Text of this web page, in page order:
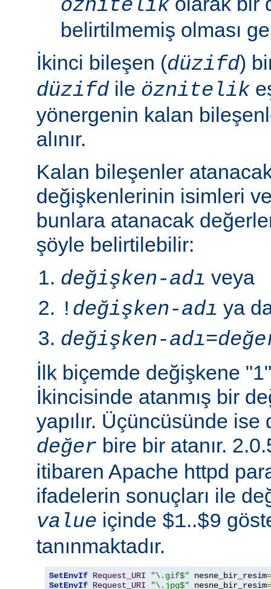
öznitelik
belirtilmemiş olması
İkinci bileşen (düzifd)
düzifdile öznitelik
yönergenin kalan
alınır.
Kalan bileşenler
değişkenlerinin isimleri
bunlara atanacak
şöyle belirtilebilir:
değişken-adı veya
! değişken-adı ya
değişken-adı=
İlk biçemde değişkene
İkincisinde atanmış bir
yapılır. Üçüncüsünde
değer bire bir atanır.
itibaren Apache httpd
ifadelerin sonuçları ile
value içinde $1..$9
tanınmaktadır.
SetEnvIf Request_URI "\.gif$" nesne_bir_resim=
SetEnvIf Request_URI "\.jpg$" nesne_bir_resim=